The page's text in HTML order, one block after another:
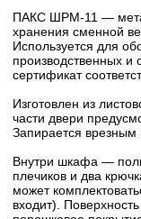
ПАКС ШРМ-11 —
хранения сменной
Используется для
производственных и
сертификат
Изготовлен из
части двери
Запирается
Внутри шкафа —
плечиков и два
может
входит).